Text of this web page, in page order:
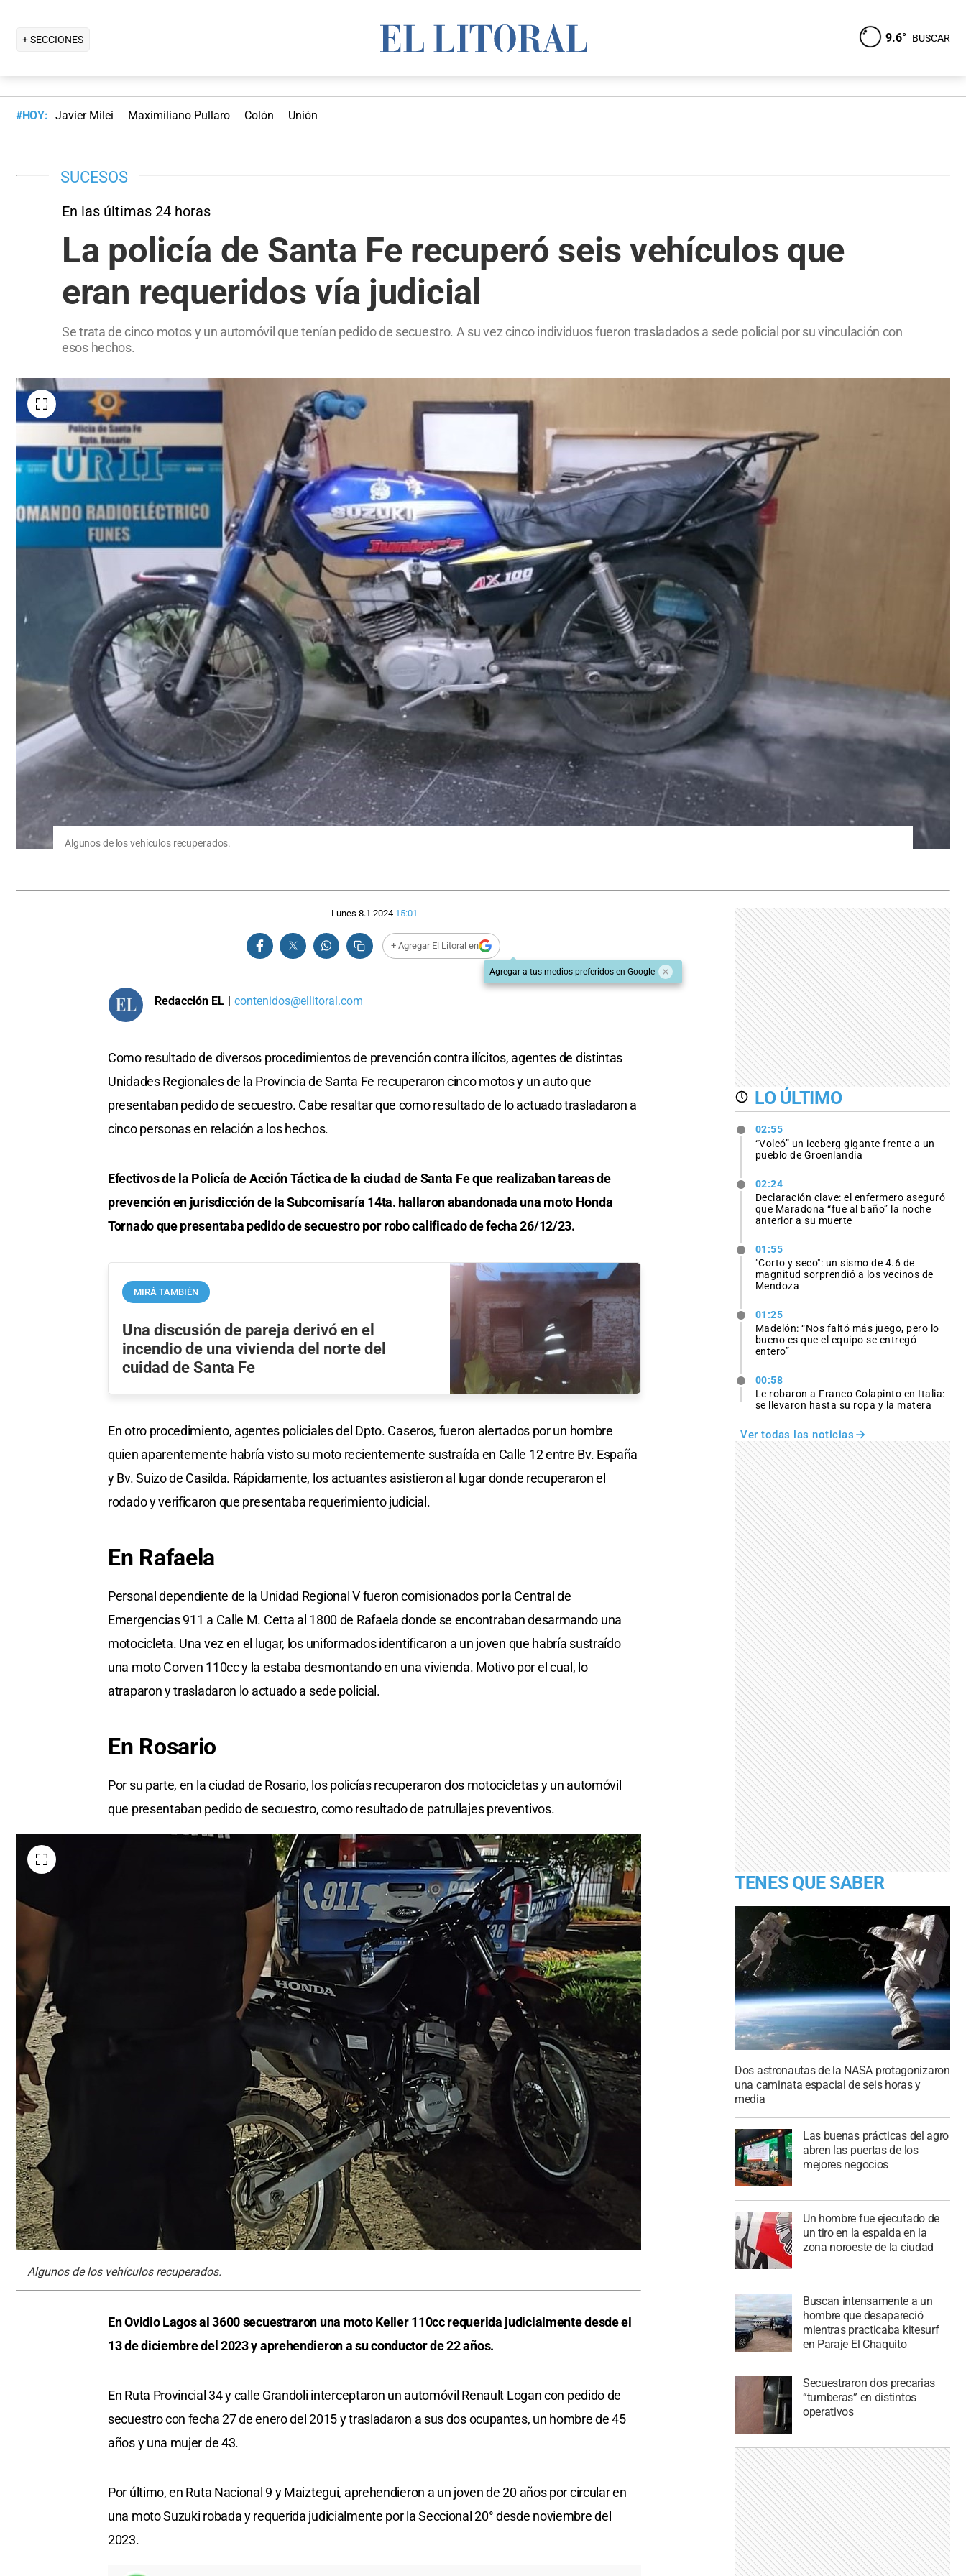
+ SECCIONES 9.6° BUSCAR
#HOY: Javier Milei Maximiliano Pullaro Colón Unión
SUCESOS
En las últimas 24 horas
La policía de Santa Fe recuperó seis vehículos que
eran requeridos vía judicial
Se trata de cinco motos y un automóvil que tenían pedido de secuestro. A su vez cinco individuos fueron trasladados a sede policial por su vinculación con
esos hechos.
Algunos de los vehículos recuperados.
Lunes 8.1.2024 15:01
+ Agregar El Litoral en
Agregar a tus medios preferidos en Google
Redacción EL | contenidos@ellitoral.com
Como resultado de diversos procedimientos de prevención contra ilícitos, agentes de distintas
Unidades Regionales de la Provincia de Santa Fe recuperaron cinco motos y un auto que
presentaban pedido de secuestro. Cabe resaltar que como resultado de lo actuado trasladaron a
cinco personas en relación a los hechos.
Efectivos de la Policía de Acción Táctica de la ciudad de Santa Fe que realizaban tareas de
prevención en jurisdicción de la Subcomisaría 14ta. hallaron abandonada una moto Honda
Tornado que presentaba pedido de secuestro por robo calificado de fecha 26/12/23.
MIRÁ TAMBIÉN
Una discusión de pareja derivó en el
incendio de una vivienda del norte del
cuidad de Santa Fe
En otro procedimiento, agentes policiales del Dpto. Caseros, fueron alertados por un hombre
quien aparentemente habría visto su moto recientemente sustraída en Calle 12 entre Bv. España
y Bv. Suizo de Casilda. Rápidamente, los actuantes asistieron al lugar donde recuperaron el
rodado y verificaron que presentaba requerimiento judicial.
En Rafaela
Personal dependiente de la Unidad Regional V fueron comisionados por la Central de
Emergencias 911 a Calle M. Cetta al 1800 de Rafaela donde se encontraban desarmando una
motocicleta. Una vez en el lugar, los uniformados identificaron a un joven que habría sustraído
una moto Corven 110cc y la estaba desmontando en una vivienda. Motivo por el cual, lo
atraparon y trasladaron lo actuado a sede policial.
En Rosario
Por su parte, en la ciudad de Rosario, los policías recuperaron dos motocicletas y un automóvil
que presentaban pedido de secuestro, como resultado de patrullajes preventivos.
Algunos de los vehículos recuperados.
En Ovidio Lagos al 3600 secuestraron una moto Keller 110cc requerida judicialmente desde el
13 de diciembre del 2023 y aprehendieron a su conductor de 22 años.
En Ruta Provincial 34 y calle Grandoli interceptaron un automóvil Renault Logan con pedido de
secuestro con fecha 27 de enero del 2015 y trasladaron a sus dos ocupantes, un hombre de 45
años y una mujer de 43.
Por último, en Ruta Nacional 9 y Maiztegui, aprehendieron a un joven de 20 años por circular en
una moto Suzuki robada y requerida judicialmente por la Seccional 20° desde noviembre del
2023.
LO ÚLTIMO
02:55
“Volcó” un iceberg gigante frente a un
pueblo de Groenlandia
02:24
Declaración clave: el enfermero aseguró
que Maradona “fue al baño” la noche
anterior a su muerte
01:55
"Corto y seco": un sismo de 4.6 de
magnitud sorprendió a los vecinos de
Mendoza
01:25
Madelón: “Nos faltó más juego, pero lo
bueno es que el equipo se entregó
entero”
00:58
Le robaron a Franco Colapinto en Italia:
se llevaron hasta su ropa y la matera
Ver todas las noticias
TENES QUE SABER
Dos astronautas de la NASA protagonizaron
una caminata espacial de seis horas y
media
Las buenas prácticas del agro
abren las puertas de los
mejores negocios
Un hombre fue ejecutado de
un tiro en la espalda en la
zona noroeste de la ciudad
Buscan intensamente a un
hombre que desapareció
mientras practicaba kitesurf
en Paraje El Chaquito
Secuestraron dos precarias
“tumberas” en distintos
operativos